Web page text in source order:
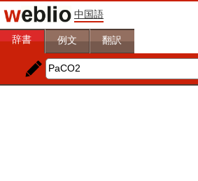
中国語
辞書 例文 翻訳